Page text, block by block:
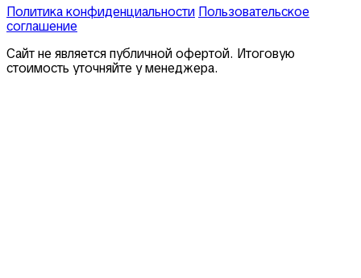
Политика конфиденциальности Пользовательское
соглашение
Сайт не является публичной офертой. Итоговую
стоимость уточняйте у менеджера.